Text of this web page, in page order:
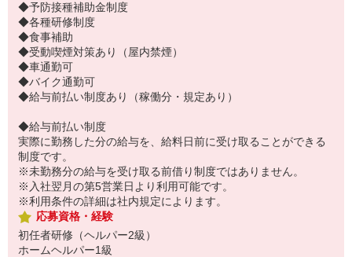
◆予防接種補助金制度
◆各種研修制度
◆食事補助
◆受動喫煙対策あり（屋内禁煙）
◆車通勤可
◆バイク通勤可
◆給与前払い制度あり（稼働分・規定あり）
◆給与前払い制度
実際に勤務した分の給与を、給料日前に受け取ることができる
制度です。
※未勤務分の給与を受け取る前借り制度ではありません。
※入社翌月の第5営業日より利用可能です。
※利用条件の詳細は社内規定によります。
応募資格・経験
初任者研修（ヘルパー2級）
ホームヘルパー1級